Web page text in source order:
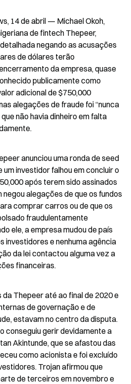
14 de abril — Michael Okoh,
de fintech Thepeer,
negando as acusações
de dólares terão
da empresa, quase
publicamente como
adicional de $750,000
alegações de fraude foi “nunca
não havia dinheiro em falta
anunciou uma ronda de seed
um investidor falhou em concluir o
após terem sido assinados
alegações de que os fundos
comprar carros ou de que os
fraudulentamente
ele, a empresa mudou de país
investidores e nenhuma agência
da lei contactou alguma vez a
financeiras.
Thepeer até ao final de 2020 e
de governação e de
estavam no centro da disputa.
conseguiu gerir devidamente a
Akintunde, que se afastou das
como acionista e foi excluído
Trojan afirmou que
de terceiros em novembro e